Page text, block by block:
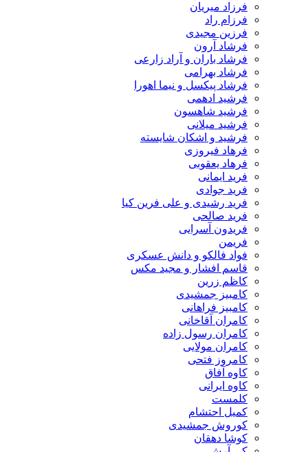
فرزاد میریان
فرزام راد
فرزین مجیدی
فرشاد آرون
فرشاد باران و آراد زارعی
فرشاد بهرامی
فرشاد پیکسل و نیما اهورا
فرشید ادهمی
فرشید شاهسون
فرشید میلانی
فرشید و اشکان شایسته
فرهاد فیروزی
فرهاد یعقوبی
فرید ایمانی
فرید جوادی
فرید رشیدی و علی فرین کیا
فرید صالحی
فریدون آسرایی
فریمن
فواد فالکو و دانش عسکری
قاسم افشار و مجید مکس
کاظم زرین
کامبیز جمشیدی
کامبیز فراهانی
کامران آقاخانی
کامران رسول زاده
کامران مولایی
کامروز فتحی
کاوه آفاق
کاوه ایرانی
کلمست
کمیل احتشام
کوروش جمشیدی
کوشا دهقان